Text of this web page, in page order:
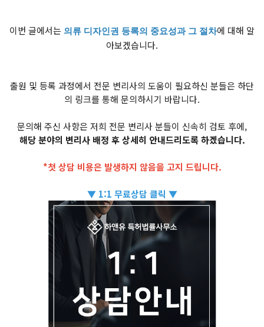
이번 글에서는 의류 디자인권 등록의 중요성과 그 절차에 대해 알
아보겠습니다.
출원 및 등록 과정에서 전문 변리사의 도움이 필요하신 분들은 하단
의 링크를 통해 문의하시기 바랍니다.
문의해 주신 사항은 저희 전문 변리사 분들이 신속히 검토 후에,
해당 분야의 변리사 배정 후 상세히 안내드리도록 하겠습니다.
*첫 상담 비용은 발생하지 않음을 고지 드립니다.
▼ 1:1 무료상담 클릭 ▼